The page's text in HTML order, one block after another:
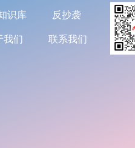
识库 反抄袭
我们 联系我们